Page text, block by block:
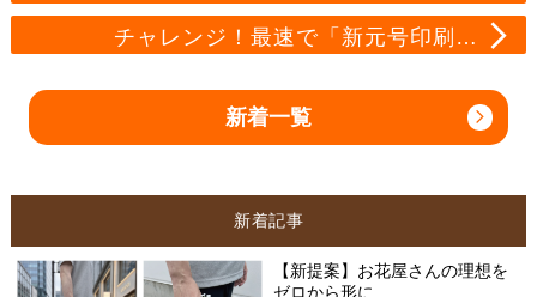
チャレンジ！最速で「新元号印刷…
新着一覧
新着記事
【新提案】お花屋さんの理想を
ゼロから形に…